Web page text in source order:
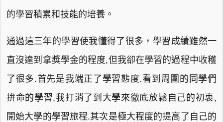
的學習積累和技能的培養。
通過這三年的學習使我懂得了很多，學習成績雖然一
直沒達到拿獎學金的程度,但我卻在學習的過程中收穫
了很多.首先是我端正了學習態度.看到周圍的同學們
拚命的學習,我打消了到大學來徹底放鬆自己的初衷,
開始大學的學習旅程.其次是極大程度的提高了自己的